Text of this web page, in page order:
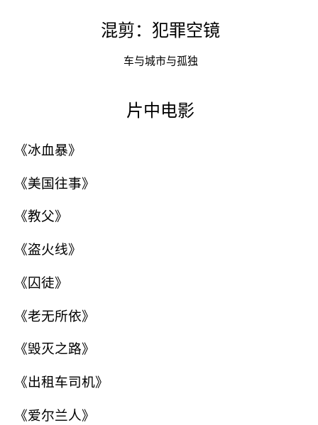
混剪：犯罪空镜
车与城市与孤独
片中电影
《冰血暴》
《美国往事》
《教父》
《盗火线》
《囚徒》
《老无所依》
《毁灭之路》
《出租车司机》
《爱尔兰人》